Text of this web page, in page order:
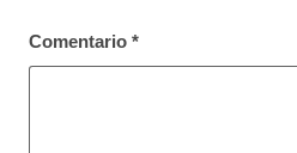
Comentario *